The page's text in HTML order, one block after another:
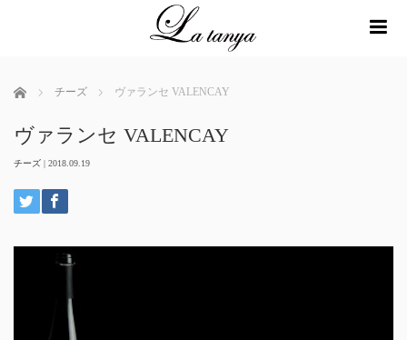
ホーム チーズ ヴァランセ VALENCAY
ヴァランセ VALENCAY
チーズ | 2018.09.19